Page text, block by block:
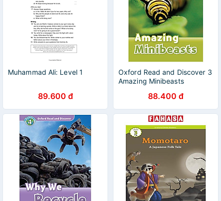
Muhammad Ali: Level 1
89.600 đ
Oxford Read and Discover 3
Amazing Minibeasts
88.400 đ